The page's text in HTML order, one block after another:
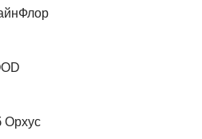
Орхус